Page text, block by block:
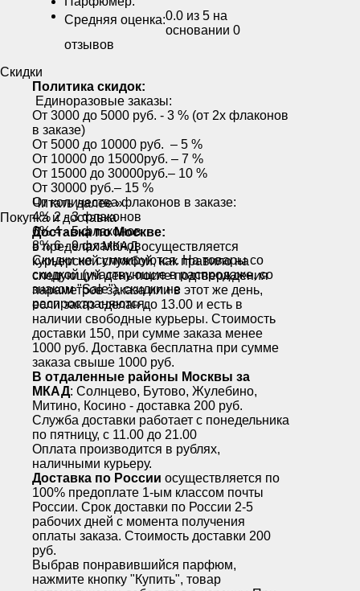
Средняя оценка:0.0 из 5 на
основании 0
отзывов
Скидки
Политика скидок:
Единоразовые заказы:
От 3000 до 5000 руб. - 3 % (от 2х флаконов
в заказе)
От 5000 до 10000 руб. – 5 %
От 10000 до 15000руб. – 7 %
От 15000 до 30000руб.– 10 %
От 30000 руб.– 15 %
От количества флаконов в заказе:
4% 2 - 3 флаконов
6% 4 - 5 флаконов
8% 6 - 9 флаконов
Скидки не суммируются. На товары со
скидкой (участвующие в распродаже, со
знаком "Sale"), скидки не
распространяются.
Читать далее »
Покупка и доставка
Доставка по Москве:
в пределах МКАД осуществляется
курьерской службой, как правило на
следующий день после подтверждения
параметров заказа или в этот же день,
если заказ сделан до 13.00 и есть в
наличии свободные курьеры. Стоимость
доставки 150, при сумме заказа менее
1000 руб. Доставка бесплатна при сумме
заказа свыше 1000 руб.
В отдаленные районы Москвы за
МКАД: Солнцево, Бутово, Жулебино,
Митино, Косино - доставка 200 руб.
Служба доставки работает с понедельника
по пятницу, с 11.00 до 21.00
Оплата производится в рублях,
наличными курьеру.
Доставка по России осуществляется по
100% предоплате 1-ым классом почты
России. Срок доставки по России 2-5
рабочих дней с момента получения
оплаты заказа. Стоимость доставки 200
руб.
Выбрав понравившийся парфюм,
нажмите кнопку "Купить", товар